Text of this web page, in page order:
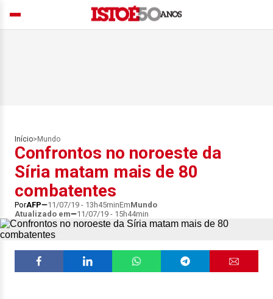
Início> Mundo
Confrontos no noroeste da
Síria matam mais de 80
combatentes
PorAFP 11/07/19 - 13h45minEmMundo
Atualizado em
11/07/19 - 15h44min